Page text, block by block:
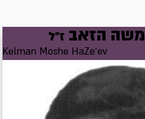
משה הזאב ז"ל
Kelman Moshe HaZe'ev